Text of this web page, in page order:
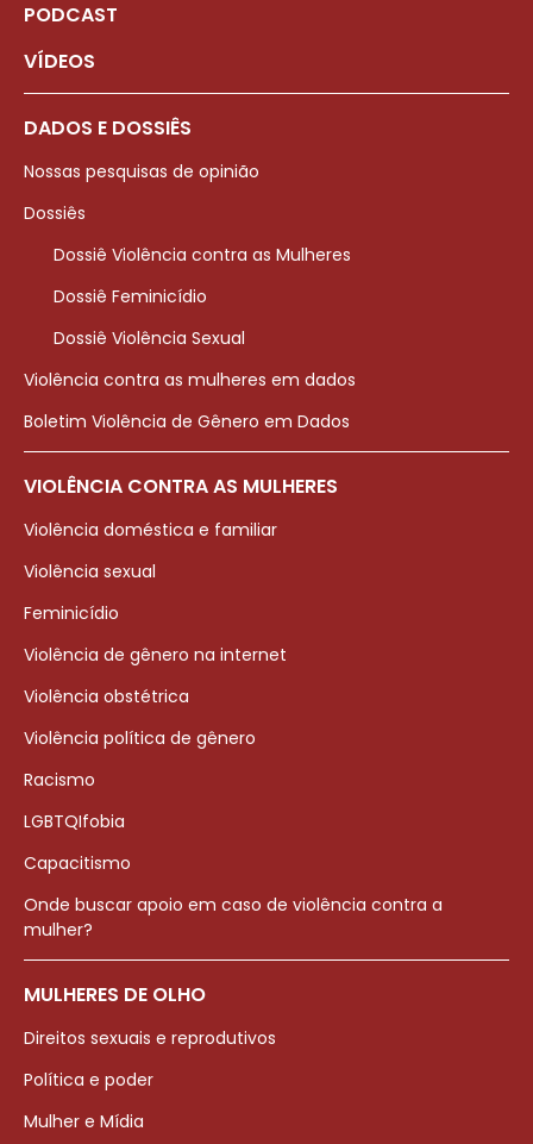
PODCAST
VÍDEOS
DADOS E DOSSIÊS
Nossas pesquisas de opinião
Dossiês
Dossiê Violência contra as Mulheres
Dossiê Feminicídio
Dossiê Violência Sexual
Violência contra as mulheres em dados
Boletim Violência de Gênero em Dados
VIOLÊNCIA CONTRA AS MULHERES
Violência doméstica e familiar
Violência sexual
Feminicídio
Violência de gênero na internet
Violência obstétrica
Violência política de gênero
Racismo
LGBTQIfobia
Capacitismo
Onde buscar apoio em caso de violência contra a
mulher?
MULHERES DE OLHO
Direitos sexuais e reprodutivos
Política e poder
Mulher e Mídia